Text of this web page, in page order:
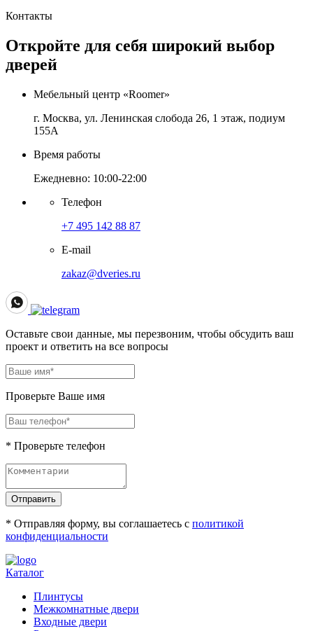
Контакты
Откройте для себя широкий выбор
дверей
Мебельный центр «Roomer»
г. Москва, ул. Ленинская слобода 26, 1 этаж, подиум
155А
Время работы
Ежедневно: 10:00-22:00
Телефон
+7 495 142 88 87
E-mail
zakaz@dveries.ru
Оставьте свои данные, мы перезвоним, чтобы обсудить ваш
проект и ответить на все вопросы
Проверьте Ваше имя
* Проверьте телефон
Отправить
* Отправляя форму, вы соглашаетесь с политикой
конфиденциальности
Каталог
Плинтусы
Межкомнатные двери
Входные двери